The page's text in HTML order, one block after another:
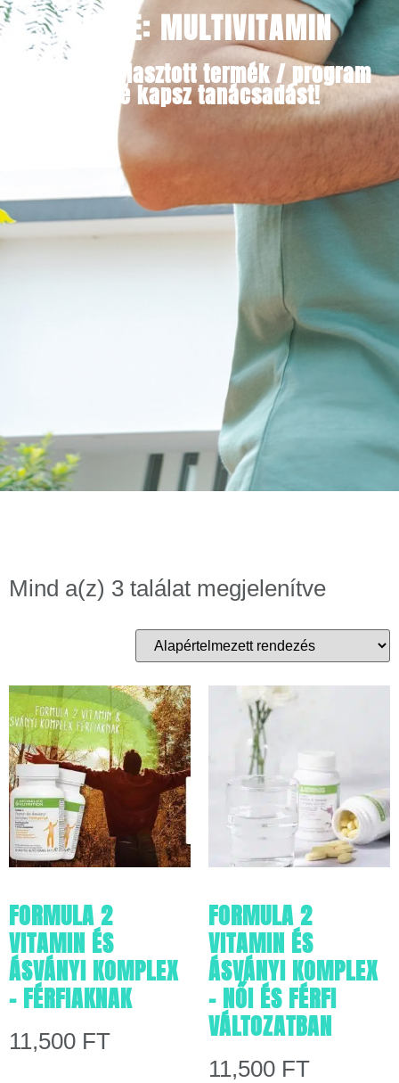
CÍMKE: MULTIVITAMIN
Minden választott termék / program
mellé kapsz tanácsadást!​
Mind a(z) 3 találat megjelenítve
FORMULA 2
VITAMIN ÉS
ÁSVÁNYI KOMPLEX
– FÉRFIAKNAK
11,500 FT
FORMULA 2
VITAMIN ÉS
ÁSVÁNYI KOMPLEX
– NŐI ÉS FÉRFI
VÁLTOZATBAN
11,500 FT